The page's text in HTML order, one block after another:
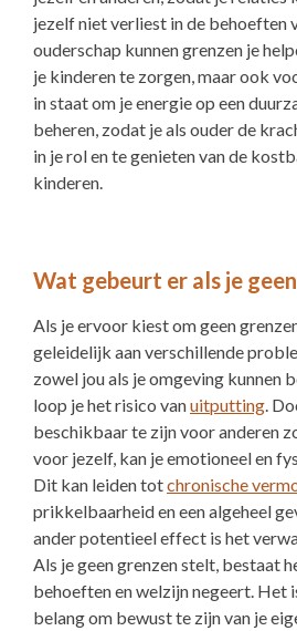
jezelf niet verliest in de behoeften
ouderschap kunnen grenzen je
je kinderen te zorgen, maar ook
in staat om je energie op een
beheren, zodat je als ouder de
in je rol en te genieten van de
kinderen.
Wat gebeurt er als je
Als je ervoor kiest om geen
geleidelijk aan verschillende
zowel jou als je omgeving kunnen
loop je het risico vanuitputting .
beschikbaar te zijn voor anderen
voor jezelf, kan je emotioneel en
Dit kan leiden totchronische
prikkelbaarheid en een algeheel
ander potentieel effect is het
Als je geen grenzen stelt, bestaat
behoeften en welzijn negeert. Het
belang om bewust te zijn van je